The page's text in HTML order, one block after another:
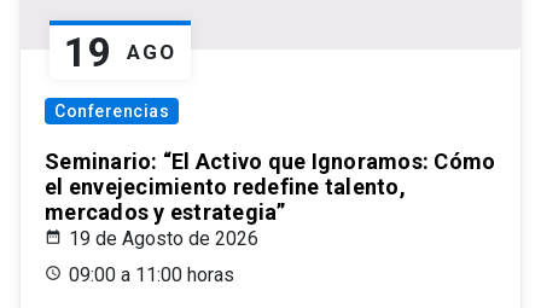
19 AGO
Conferencias
Seminario: “El Activo que Ignoramos: Cómo
el envejecimiento redefine talento,
mercados y estrategia”
19 de Agosto de 2026
09:00 a 11:00 horas